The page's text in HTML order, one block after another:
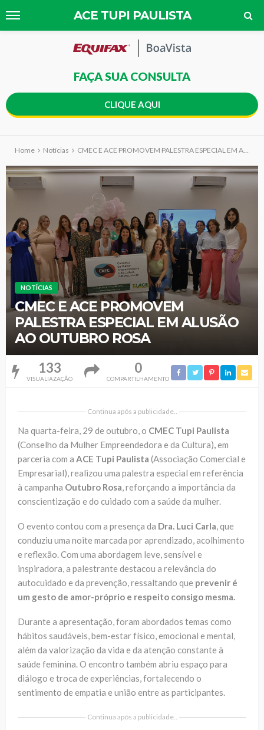
ACE TUPI PAULISTA
FAÇA SUA CONSULTA
CLIQUE AQUI
Home Notícias CMEC E ACE PROMOVEM PALESTRA ESPECIAL EM ALUSÃO AO OUTUBRO ROSA
NOTÍCIAS
CMEC E ACE PROMOVEM
PALESTRA ESPECIAL EM ALUSÃO
AO OUTUBRO ROSA
133
VISUALIAZAÇÃO
0
COMPARTILHAMENTO
Continua após a publicidade..
Na quarta-feira, 29 de outubro, o CMEC Tupi Paulista
(Conselho da Mulher Empreendedora e da Cultura),em
parceria com a ACE Tupi Paulista (Associação Comercial e
Empresarial), realizou uma palestra especial em referência
à campanha Outubro Rosa, reforçando a importância da
conscientização e do cuidado com a saúde da mulher.
O evento contou com a presença da Dra. Luci Carla, que
conduziu uma noite marcada por aprendizado, acolhimento
e reflexão. Com uma abordagem leve, sensível e
inspiradora, a palestrante destacou a relevância do
autocuidado e da prevenção, ressaltando que prevenir é
um gesto de amor-próprio e respeito consigo mesma.
Durante a apresentação, foram abordados temas como
hábitos saudáveis, bem-estar físico, emocional e mental,
além da valorização da vida e da atenção constante à
saúde feminina. O encontro também abriu espaço para
diálogo e troca de experiências, fortalecendo o
sentimento de empatia e união entre as participantes.
Continua após a publicidade..